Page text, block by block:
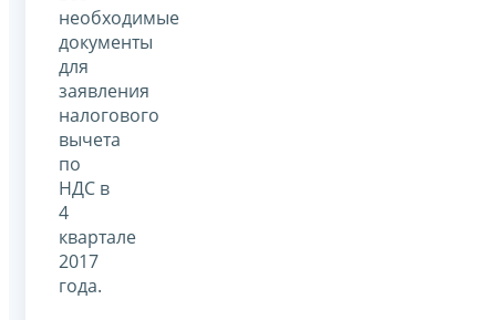
необходимые
документы
для
заявления
налогового
вычета
по
НДС в
4
квартале
2017
года.